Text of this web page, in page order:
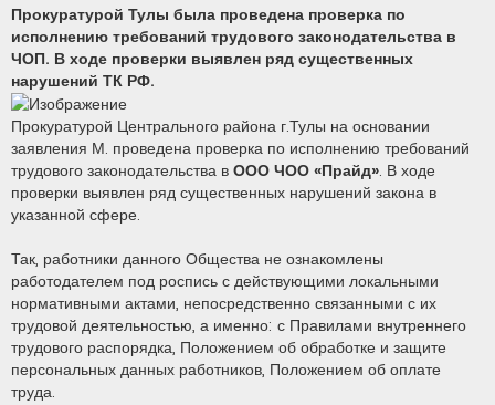
п
р
о
ч
и
т
а
н
н
о
е
с
о
о
б
н
и
е
Прокуратурой Тулы была проведена проверка по
исполнению требований трудового законодательства в
ЧОП. В ходе проверки выявлен ряд существенных
нарушений ТК РФ.
Прокуратурой Центрального района г.Тулы на основании
заявления М. проведена проверка по исполнению требований
трудового законодательства в ООО ЧОО «Прайд». В ходе
проверки выявлен ряд существенных нарушений закона в
указанной сфере.
Так, работники данного Общества не ознакомлены
работодателем под роспись с действующими локальными
нормативными актами, непосредственно связанными с их
трудовой деятельностью, а именно: с Правилами внутреннего
трудового распорядка, Положением об обработке и защите
персональных данных работников, Положением об оплате
труда.